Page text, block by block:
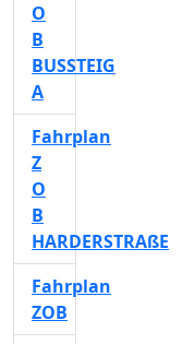
O
B
BUSSTEIG
A
Fahrplan
Z
O
B
HARDERSTRAßE
Fahrplan
ZOB